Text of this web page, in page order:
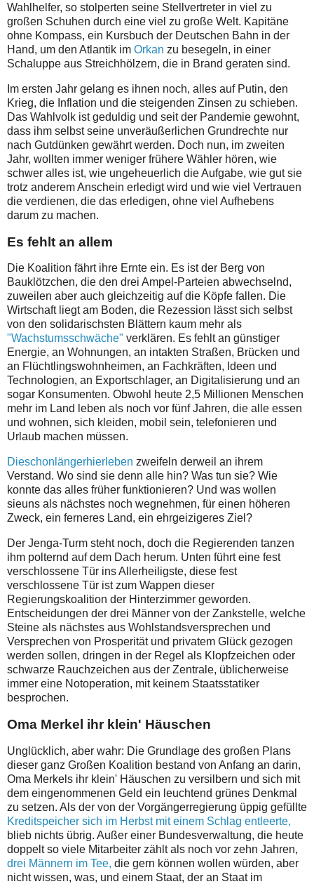
Wahlhelfer, so stolperten seine Stellvertreter in viel zu
großen Schuhen durch eine viel zu große Welt. Kapitäne
ohne Kompass, ein Kursbuch der Deutschen Bahn in der
Hand, um den Atlantik im Orkan zu besegeln, in einer
Schaluppe aus Streichhölzern, die in Brand geraten sind.
Im ersten Jahr gelang es ihnen noch, alles auf Putin, den
Krieg, die Inflation und die steigenden Zinsen zu schieben.
Das Wahlvolk ist geduldig und seit der Pandemie gewohnt,
dass ihm selbst seine unveräußerlichen Grundrechte nur
nach Gutdünken gewährt werden. Doch nun, im zweiten
Jahr, wollten immer weniger frühere Wähler hören, wie
schwer alles ist, wie ungeheuerlich die Aufgabe, wie gut sie
trotz anderem Anschein erledigt wird und wie viel Vertrauen
die verdienen, die das erledigen, ohne viel Aufhebens
darum zu machen.
Es fehlt an allem
Die Koalition fährt ihre Ernte ein. Es ist der Berg von
Bauklötzchen, die den drei Ampel-Parteien abwechselnd,
zuweilen aber auch gleichzeitig auf die Köpfe fallen. Die
Wirtschaft liegt am Boden, die Rezession lässt sich selbst
von den solidarischsten Blättern kaum mehr als
"Wachstumsschwäche" verklären. Es fehlt an günstiger
Energie, an Wohnungen, an intakten Straßen, Brücken und
an Flüchtlingswohnheimen, an Fachkräften, Ideen und
Technologien, an Exportschlager, an Digitalisierung und an
sogar Konsumenten. Obwohl heute 2,5 Millionen Menschen
mehr im Land leben als noch vor fünf Jahren, die alle essen
und wohnen, sich kleiden, mobil sein, telefonieren und
Urlaub machen müssen.
Dieschonlängerhierleben zweifeln derweil an ihrem
Verstand. Wo sind sie denn alle hin? Was tun sie? Wie
konnte das alles früher funktionieren? Und was wollen
sieuns als nächstes noch wegnehmen, für einen höheren
Zweck, ein ferneres Land, ein ehrgeizigeres Ziel?
Der Jenga-Turm steht noch, doch die Regierenden tanzen
ihm polternd auf dem Dach herum. Unten führt eine fest
verschlossene Tür ins Allerheiligste, diese fest
verschlossene Tür ist zum Wappen dieser
Regierungskoalition der Hinterzimmer geworden.
Entscheidungen der drei Männer von der Zankstelle, welche
Steine als nächstes aus Wohlstandsversprechen und
Versprechen von Prosperität und privatem Glück gezogen
werden sollen, dringen in der Regel als Klopfzeichen oder
schwarze Rauchzeichen aus der Zentrale, üblicherweise
immer eine Notoperation, mit keinem Staatsstatiker
besprochen.
Oma Merkel ihr klein' Häuschen
Unglücklich, aber wahr: Die Grundlage des großen Plans
dieser ganz Großen Koalition bestand von Anfang an darin,
Oma Merkels ihr klein' Häuschen zu versilbern und sich mit
dem eingenommenen Geld ein leuchtend grünes Denkmal
zu setzen. Als der von der Vorgängerregierung üppig gefüllte
Kreditspeicher sich im Herbst mit einem Schlag entleerte,
blieb nichts übrig. Außer einer Bundesverwaltung, die heute
doppelt so viele Mitarbeiter zählt als noch vor zehn Jahren,
drei Männern im Tee, die gern können wollen würden, aber
nicht wissen, was, und einem Staat, der an Staat im